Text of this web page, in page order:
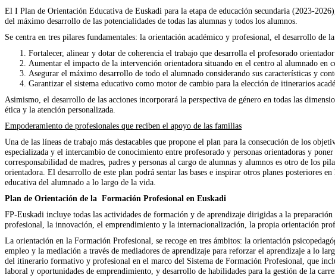
El I Plan de Orientación Educativa de Euskadi para la etapa de educación secundaria (2023-
del máximo desarrollo de las potencialidades de todas las alumnas y todos los alumnos.
Se centra en tres pilares fundamentales: la orientación académico y profesional, el desarrollo
Fortalecer, alinear y dotar de coherencia el trabajo que desarrolla el profesorado
Aumentar el impacto de la intervención orientadora situando en el centro al alumnado en
Asegurar el máximo desarrollo de todo el alumnado considerando sus características y
Garantizar el sistema educativo como motor de cambio para la elección de itinerarios
Asimismo, el desarrollo de las acciones incorporará la perspectiva de género en todas las
ética y la atención personalizada.
Empoderamiento de profesionales que reciben el apoyo de las familias
Una de las líneas de trabajo más destacables que propone el plan para la consecución de los
especializada y el intercambio de conocimiento entre profesorado y personas orientadoras y
corresponsabilidad de madres, padres y personas al cargo de alumnas y alumnos es otro de los
orientadora. El desarrollo de este plan podrá sentar las bases e inspirar otros planes posteriores
educativa del alumnado a lo largo de la vida.
Plan de Orientación de la Formación Profesional en Euskadi
FP-Euskadi incluye todas las actividades de formación y de aprendizaje dirigidas a la
profesional, la innovación, el emprendimiento y la internacionalización, la propia orientación
La orientación en la Formación Profesional, se recoge en tres ámbitos: la orientación
empleo y la mediación a través de mediadores de aprendizaje para reforzar el aprendizaje a lo
del itinerario formativo y profesional en el marco del Sistema de Formación Profesional, que
laboral y oportunidades de emprendimiento, y desarrollo de habilidades para la gestión de la